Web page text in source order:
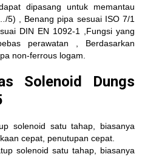
dipasang untuk memantau
5) , Benang pipa sesuai ISO 7/1
DIN EN 1092-1 ,Fungsi yang
perawatan , Berdasarkan
non-ferrous logam.
Solenoid Dungs
solenoid satu tahap, biasanya
cepat, penutupan cepat.
solenoid satu tahap, biasanya